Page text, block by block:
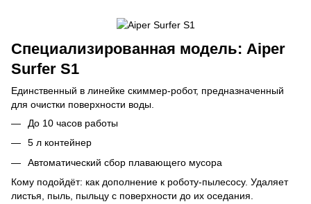
Специализированная модель: Aiper
Surfer S1
Единственный в линейке скиммер-робот, предназначенный
для очистки поверхности воды.
До 10 часов работы
5 л контейнер
Автоматический сбор плавающего мусора
Кому подойдёт: как дополнение к роботу-пылесосу. Удаляет
листья, пыль, пыльцу с поверхности до их оседания.